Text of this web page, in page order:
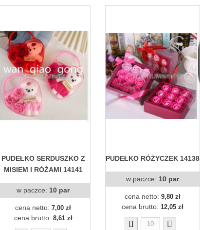
PUDEŁKO SERDUSZKO Z
MISIEM I RÓŻAMI 14141
w paczce: 10 par
cena netto: 7,00 zł
cena brutto: 8,61 zł
PUDEŁKO RÓŻYCZEK 14138
w paczce: 10 par
cena netto: 9,80 zł
cena brutto: 12,05 zł